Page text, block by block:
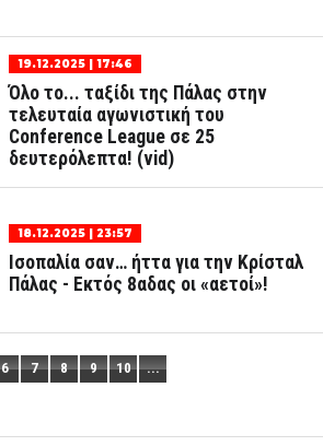
19.12.2025 | 17:46
Όλο το... ταξίδι της Πάλας στην
τελευταία αγωνιστική του
Conference League σε 25
δευτερόλεπτα! (vid)
18.12.2025 | 23:57
Ισοπαλία σαν… ήττα για την Κρίσταλ
Πάλας - Εκτός 8αδας οι «αετοί»!
6 7 8 9 10 ...